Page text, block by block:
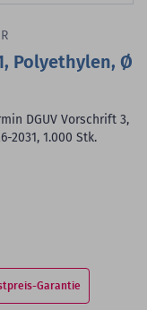
Polyethylen, Ø
DGUV Vorschrift 3,
2031, 1.000 Stk.
Garantie